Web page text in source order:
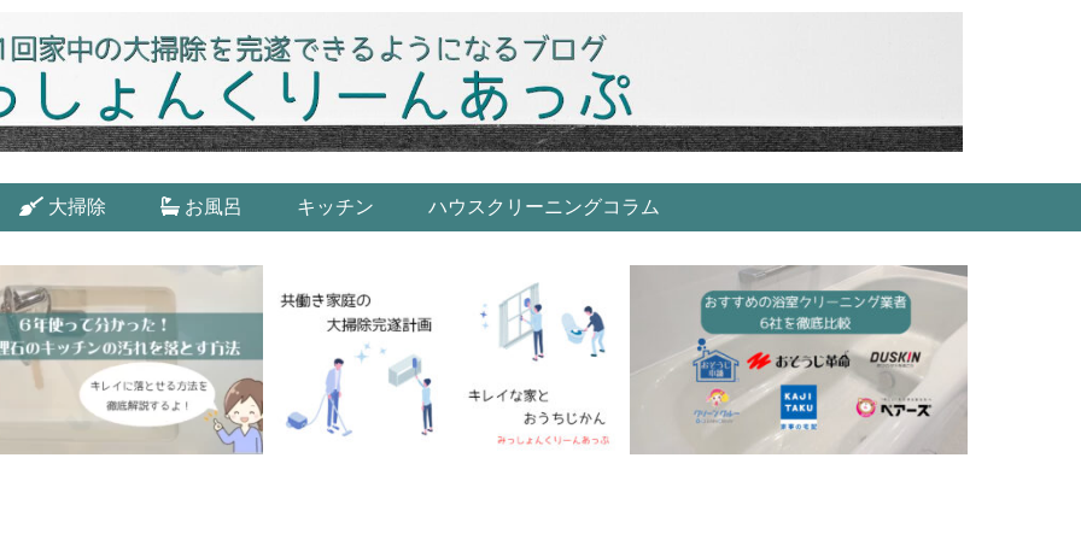
大掃除 お風呂 キッチン ハウスクリーニングコラム